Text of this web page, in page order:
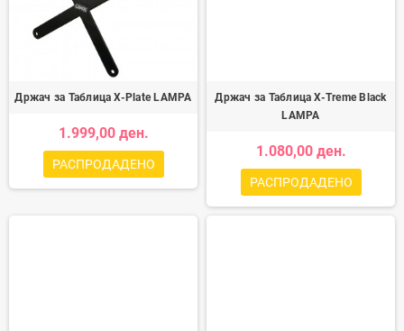
Држач за Таблица X-Plate LAMPA
1.999,00 ден.
РАСПРОДАДЕНО
Држач за Таблица X-Treme Black
LAMPA
1.080,00 ден.
РАСПРОДАДЕНО